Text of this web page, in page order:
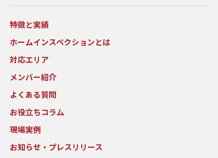
特徴と実績
ホームインスペクションとは
対応エリア
メンバー紹介
よくある質問
お役立ちコラム
現場実例
お知らせ・プレスリリース